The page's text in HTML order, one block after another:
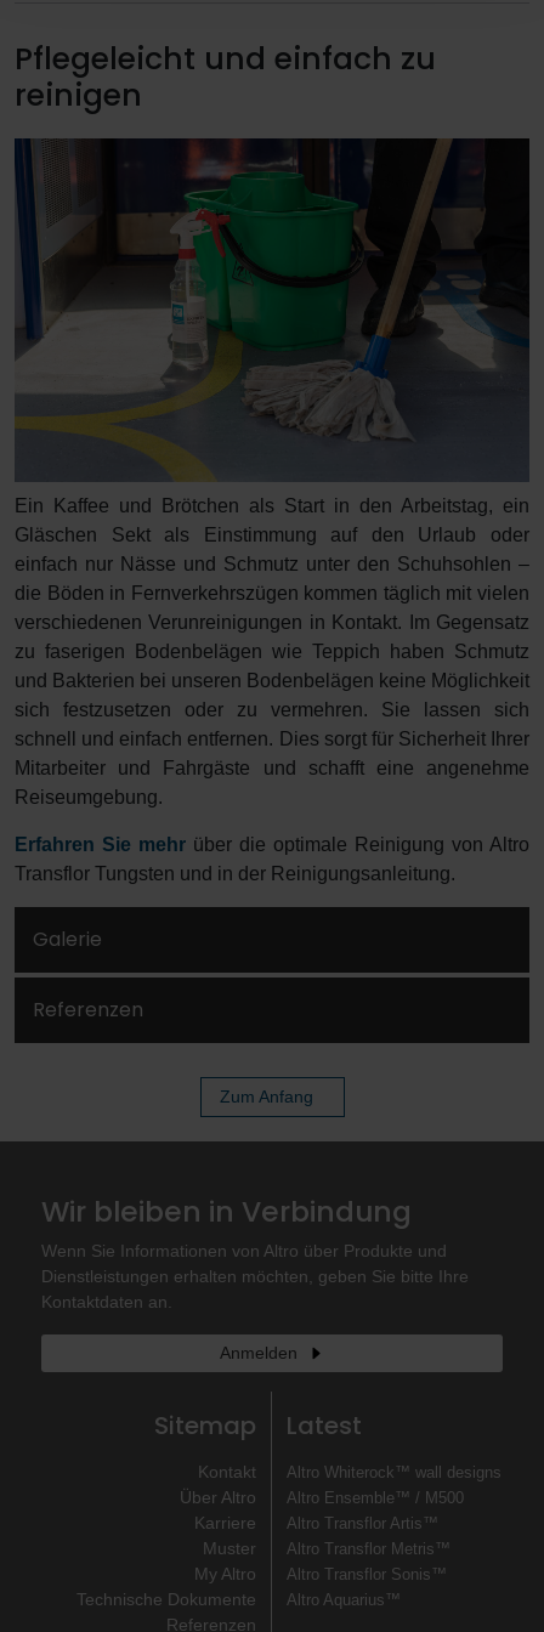
Pflegeleicht und einfach zu
reinigen
Ein Kaffee und Brötchen als Start in den Arbeitstag, ein
Gläschen Sekt als Einstimmung auf den Urlaub oder
einfach nur Nässe und Schmutz unter den Schuhsohlen –
die Böden in Fernverkehrszügen kommen täglich mit vielen
verschiedenen Verunreinigungen in Kontakt. Im Gegensatz
zu faserigen Bodenbelägen wie Teppich haben Schmutz
und Bakterien bei unseren Bodenbelägen keine Möglichkeit
sich festzusetzen oder zu vermehren. Sie lassen sich
schnell und einfach entfernen. Dies sorgt für Sicherheit Ihrer
Mitarbeiter und Fahrgäste und schafft eine angenehme
Reiseumgebung.
Erfahren Sie mehr über die optimale Reinigung von Altro
Transflor Tungsten und in der Reinigungsanleitung.
Galerie
Referenzen
Zum Anfang
Wir bleiben in Verbindung
Wenn Sie Informationen von Altro über Produkte und
Dienstleistungen erhalten möchten, geben Sie bitte Ihre
Kontaktdaten an.
Anmelden
Sitemap
Kontakt
Über Altro
Karriere
Muster
My Altro
Technische Dokumente
Referenzen
Latest
Altro Whiterock™ wall designs
Altro Ensemble™ / M500
Altro Transflor Artis™
Altro Transflor Metris™
Altro Transflor Sonis™
Altro Aquarius™